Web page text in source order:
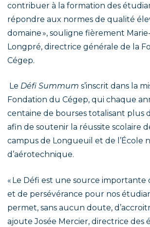
contribuer à la formation des
répondre aux normes de qualité
domaine », souligne fièrement
Longpré, directrice générale de la
Cégep.
Le Défi Summum s’inscrit dans la
Fondation du Cégep, qui chaque
centaine de bourses totalisant plus
afin de soutenir la réussite scolaire
campus de Longueuil et de l’École
d’aérotechnique.
« Le Défi est une source importante
et de persévérance pour nos
permet, sans aucun doute,
ajoute Josée Mercier, directrice des